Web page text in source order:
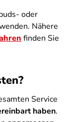
oder
Nähere
finden Sie
Service
haben.